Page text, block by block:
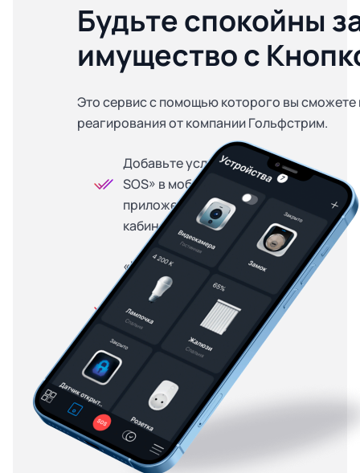
Будьте спокойны
имущество с
Это сервис с помощью которого вы сможете
реагирования от компании Гольфстрим.
Добавьте услугу «Кнопка
SOS» в мобильном
приложении или личном
кабинете
«Кнопка SOS» доступна
на особых условиях для
абонентов, купивших
оборудование в
рассрочку — от 299